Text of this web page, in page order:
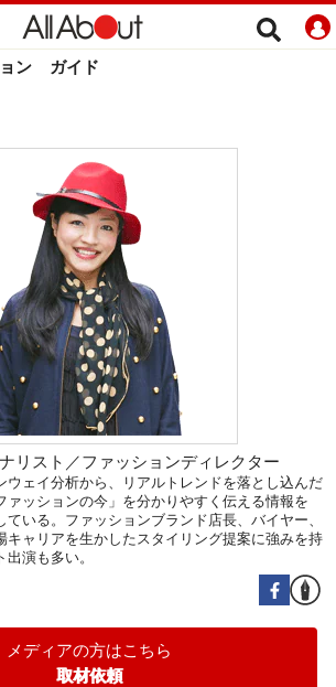
ン ガイド
リスト／ファッションディレクター
ウェイ分析から、リアルトレンドを落とし込んだ
ァッションの今」を分かりやすく伝える情報を
いる。ファッションブランド店長、バイヤー、
キャリアを生かしたスタイリング提案に強みを持
演も多い。
メディアの方はこちら
取材依頼